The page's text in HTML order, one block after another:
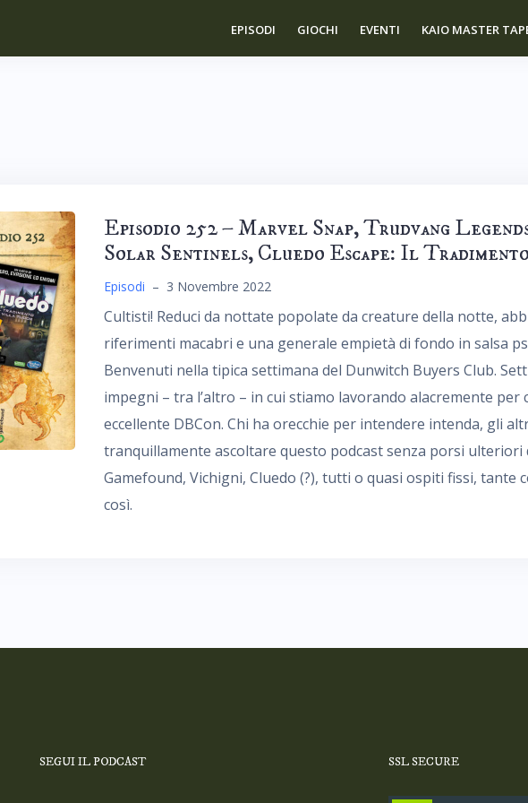
EPISODI GIOCHI EVENTI KAIO MASTER
Episodio 252 – Marvel Snap, Trudvang
Solar Sentinels, Cluedo Escape: Il
Episodi – 3 Novembre 2022
Cultisti! Reduci da nottate popolate da creature della notte,
riferimenti macabri e una generale empietà di fondo in salsa
Benvenuti nella tipica settimana del Dunwitch Buyers Club.
impegni – tra l’altro – in cui stiamo lavorando alacremente per
eccellente DBCon. Chi ha orecchie per intendere intenda, gli
tranquillamente ascoltare questo podcast senza porsi ulteriori
Gamefound, Vichigni, Cluedo (?), tutti o quasi ospiti fissi, tante
così.
SEGUI IL PODCAST SSL SECURE